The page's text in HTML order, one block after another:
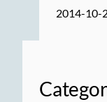
2014-10-